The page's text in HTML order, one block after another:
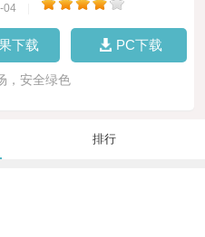
04
下载 PC下载
，安全绿色
排行